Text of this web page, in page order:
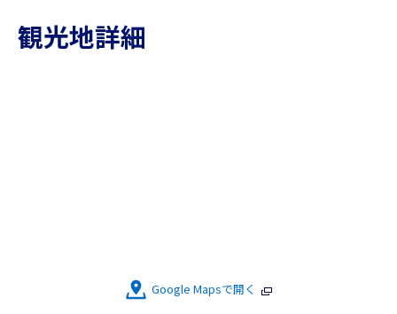
観光地詳細
Google Mapsで開く